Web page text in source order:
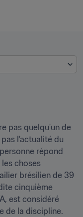
pas quelqu'un de
l'actualité du
répond
choses
brésilien de 39
cinquième
est considéré
de la discipline.